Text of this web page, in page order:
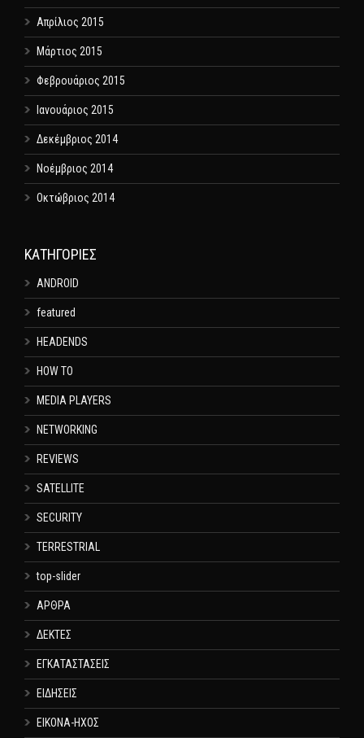
Απρίλιος 2015
Μάρτιος 2015
Φεβρουάριος 2015
Ιανουάριος 2015
Δεκέμβριος 2014
Νοέμβριος 2014
Οκτώβριος 2014
KΑΤΗΓΟΡΊΕΣ
ANDROID
featured
HEADENDS
HOW TO
MEDIA PLAYERS
NETWORKING
REVIEWS
SATELLITE
SECURITY
TERRESTRIAL
top-slider
ΑΡΘΡΑ
ΔΕΚΤΕΣ
ΕΓΚΑΤΑΣΤΑΣΕΙΣ
ΕΙΔΗΣΕΙΣ
ΕΙΚΟΝΑ-ΗΧΟΣ